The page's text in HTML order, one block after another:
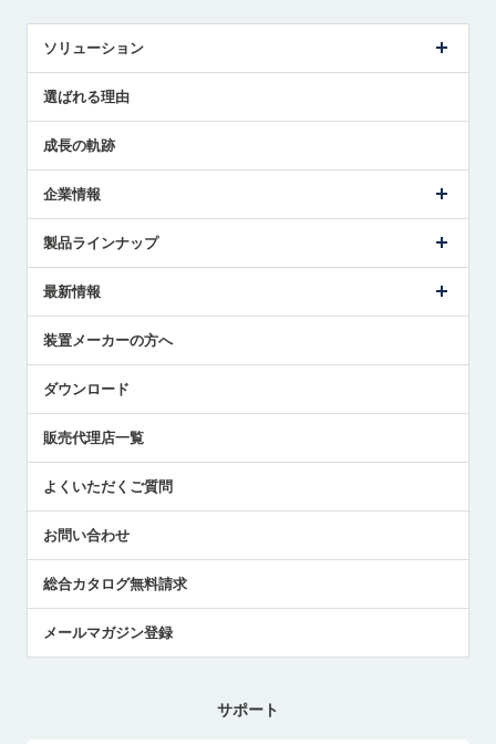
ソリューション
解決策提案
選ばれる理由
成長の軌跡
企業情報
ごあいさつ
受賞履歴
採用情報
国/地域/言語
製品ラインナップ
ツールセッタ製品
エアマイクロセンサ製品
最新情報
メトロールの技術
社員ブログ
中小企業のBCP地震対策
センサのテクニカルガイド
社長ブログ
装置メーカーの方へ
ダウンロード
販売代理店一覧
よくいただくご質問
お問い合わせ
総合カタログ無料請求
メールマガジン登録
サポート